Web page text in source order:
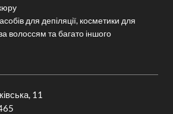
для депіляції, косметики для
волоссям та багато іншого
11